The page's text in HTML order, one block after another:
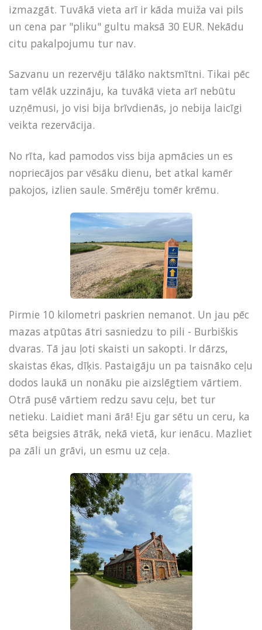
izmazgāt. Tuvākā vieta arī ir kāda muiža vai pils
un cena par "pliku" gultu maksā 30 EUR. Nekādu
citu pakalpojumu tur nav.
Sazvanu un rezervēju tālāko naktsmītni. Tikai pēc
tam vēlāk uzzināju, ka tuvākā vieta arī nebūtu
uzņēmusi, jo visi bija brīvdienās, jo nebija laicīgi
veikta rezervācija.
No rīta, kad pamodos viss bija apmācies un es
nopriecājos par vēsāku dienu, bet atkal kamēr
pakojos, izlien saule. Smērēju tomēr krēmu.
Pirmie 10 kilometri paskrien nemanot. Un jau pēc
mazas atpūtas ātri sasniedzu to pili - Burbiškis
dvaras. Tā jau ļoti skaisti un sakopti. Ir dārzs,
skaistas ēkas, dīķis. Pastaigāju un pa taisnāko ceļu
dodos laukā un nonāku pie aizslēgtiem vārtiem.
Otrā pusē vārtiem redzu savu ceļu, bet tur
netieku. Laidiet mani ārā! Eju gar sētu un ceru, ka
sēta beigsies ātrāk, nekā vietā, kur ienācu. Mazliet
pa zāli un grāvi, un esmu uz ceļa.